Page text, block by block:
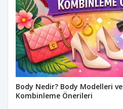
Body Nedir? Body Modelleri ve
Kombinleme Önerileri